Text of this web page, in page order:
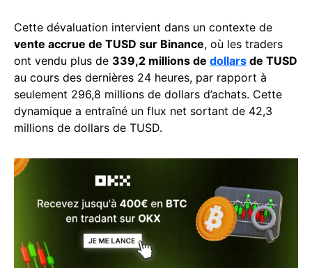
Cette dévaluation intervient dans un contexte de
vente accrue de TUSD sur Binance, où les traders
ont vendu plus de 339,2 millions de dollars de TUSD
au cours des dernières 24 heures, par rapport à
seulement 296,8 millions de dollars d’achats. Cette
dynamique a entraîné un flux net sortant de 42,3
millions de dollars de TUSD.